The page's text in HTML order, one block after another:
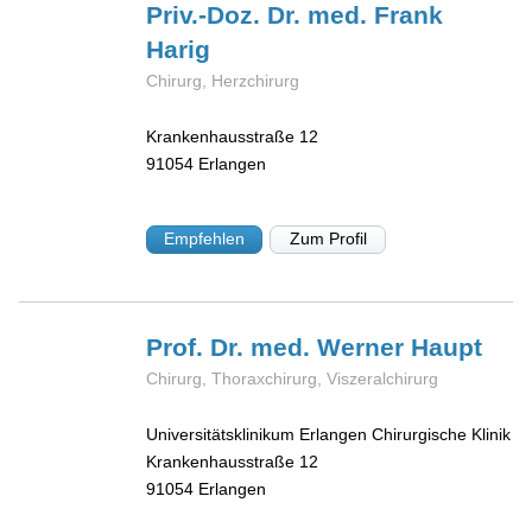
Priv.-Doz. Dr. med. Frank
Harig
Chirurg, Herzchirurg
Krankenhausstraße 12
91054 Erlangen
Empfehlen Zum Profil
Prof. Dr. med. Werner Haupt
Chirurg, Thoraxchirurg, Viszeralchirurg
Universitätsklinikum Erlangen Chirurgische Klinik
Krankenhausstraße 12
91054 Erlangen